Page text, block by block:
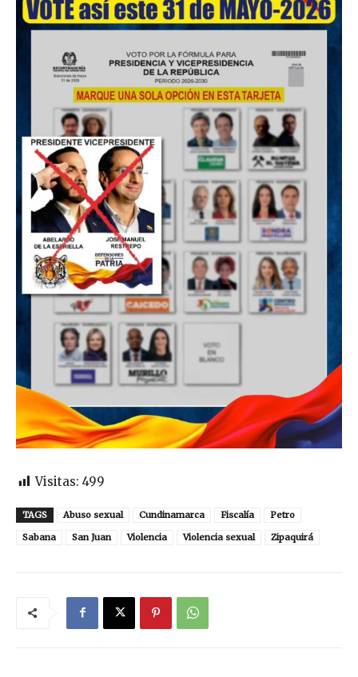
Visitas: 499
TAGS Abuso sexual Cundinamarca Fiscalía
Petro
Sabana
San Juan Violencia Violencia sexual Zipaquirá